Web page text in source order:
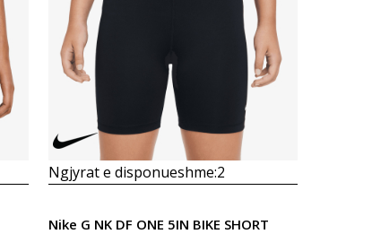
Ngjyrat e disponueshme:2
Nike G NK DF ONE 5IN BIKE SHORT